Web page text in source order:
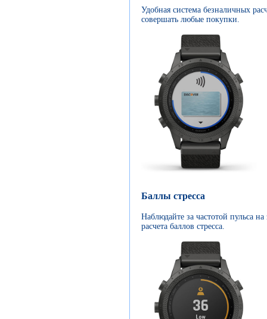
Удобная система безналичных
совершать любые покупки.
Баллы стресса
Наблюдайте за частотой пульса на
расчета баллов стресса.